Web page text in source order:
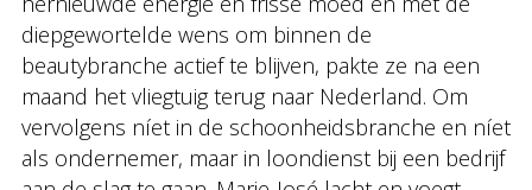
diepgewortelde wens om binnen de
beautybranche actief te blijven, pakte ze na een
maand het vliegtuig terug naar Nederland. Om
vervolgens níet in de schoonheidsbranche en níet
als ondernemer, maar in loondienst bij een bedrijf